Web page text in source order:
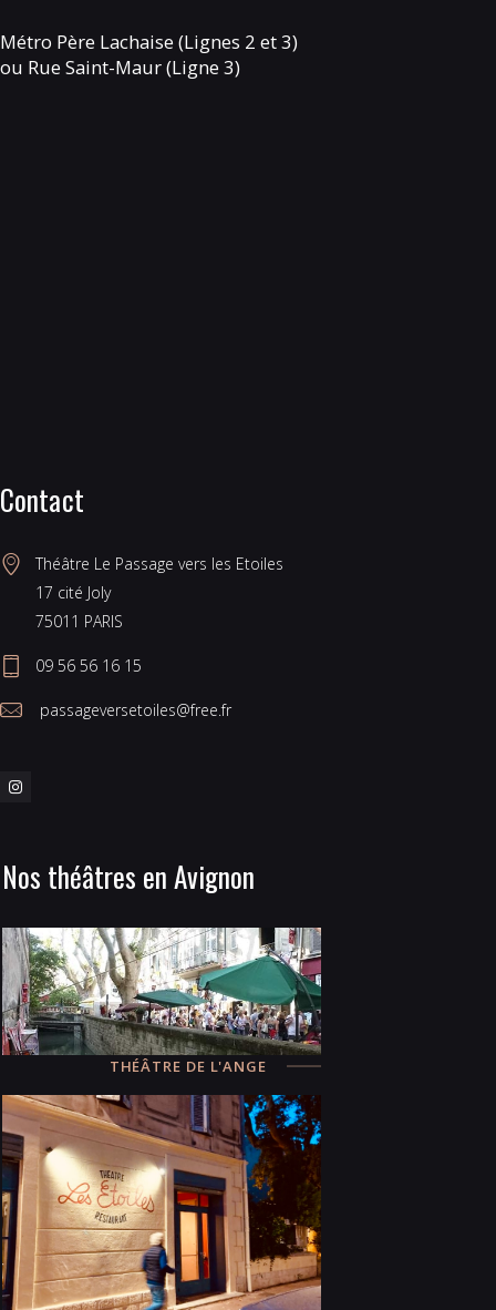
Métro Père Lachaise (Lignes 2 et 3)
ou Rue Saint-Maur (Ligne 3)
Contact
Théâtre Le Passage vers les Etoiles
17 cité Joly
75011 PARIS
09 56 56 16 15
passageversetoiles@free.fr
Nos théâtres en Avignon
THÉÂTRE DE L'ANGE